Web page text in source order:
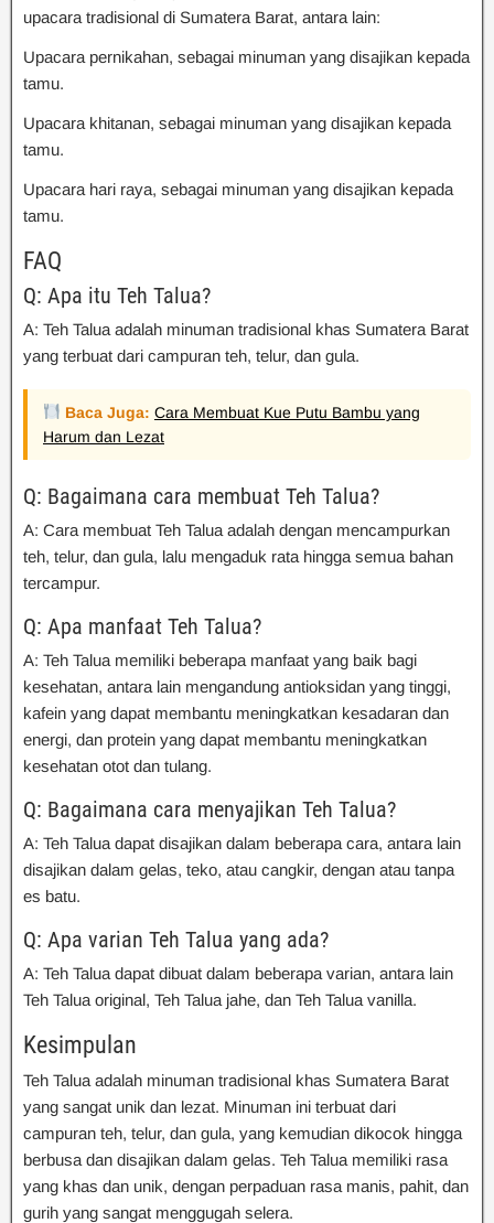
upacara tradisional di Sumatera Barat, antara lain:
Upacara pernikahan, sebagai minuman yang disajikan kepada
tamu.
Upacara khitanan, sebagai minuman yang disajikan kepada
tamu.
Upacara hari raya, sebagai minuman yang disajikan kepada
tamu.
FAQ
Q: Apa itu Teh Talua?
A: Teh Talua adalah minuman tradisional khas Sumatera Barat
yang terbuat dari campuran teh, telur, dan gula.
Baca Juga: Cara Membuat Kue Putu Bambu yang
Harum dan Lezat
Q: Bagaimana cara membuat Teh Talua?
A: Cara membuat Teh Talua adalah dengan mencampurkan
teh, telur, dan gula, lalu mengaduk rata hingga semua bahan
tercampur.
Q: Apa manfaat Teh Talua?
A: Teh Talua memiliki beberapa manfaat yang baik bagi
kesehatan, antara lain mengandung antioksidan yang tinggi,
kafein yang dapat membantu meningkatkan kesadaran dan
energi, dan protein yang dapat membantu meningkatkan
kesehatan otot dan tulang.
Q: Bagaimana cara menyajikan Teh Talua?
A: Teh Talua dapat disajikan dalam beberapa cara, antara lain
disajikan dalam gelas, teko, atau cangkir, dengan atau tanpa
es batu.
Q: Apa varian Teh Talua yang ada?
A: Teh Talua dapat dibuat dalam beberapa varian, antara lain
Teh Talua original, Teh Talua jahe, dan Teh Talua vanilla.
Kesimpulan
Teh Talua adalah minuman tradisional khas Sumatera Barat
yang sangat unik dan lezat. Minuman ini terbuat dari
campuran teh, telur, dan gula, yang kemudian dikocok hingga
berbusa dan disajikan dalam gelas. Teh Talua memiliki rasa
yang khas dan unik, dengan perpaduan rasa manis, pahit, dan
gurih yang sangat menggugah selera.